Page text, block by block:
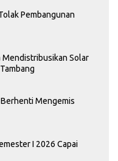
Pembangunan
Mendistribusikan Solar
Mengemis
I 2026 Capai